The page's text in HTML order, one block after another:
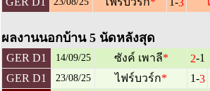
3
ผลงานนอกบ้าน 5 นัดหลังสุด
GER D1 14/09/25 ซังค์ เพาลี* 2-1
GER D1
23/08/25 ไฟร์บวร์ก* 1-3